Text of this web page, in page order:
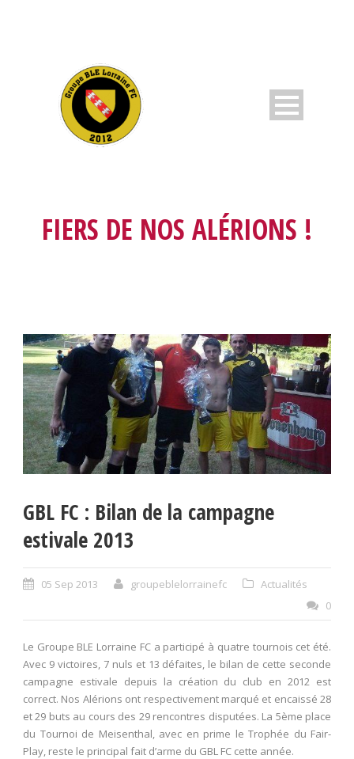
FIERS DE NOS ALÉRIONS !
GBL FC : Bilan de la campagne
estivale 2013
05 Sep 2013 groupeblelorrainefc
Actualités
0
Le Groupe BLE Lorraine FC a participé à quatre tournois cet été.
Avec 9 victoires, 7 nuls et 13 défaites, le bilan de cette seconde
campagne estivale depuis la création du club en 2012 est
correct. Nos Alérions ont respectivement marqué et encaissé 28
et 29 buts au cours des 29 rencontres disputées. La 5ème place
du Tournoi de Meisenthal, avec en prime le Trophée du Fair-
Play, reste le principal fait d’arme du GBL FC cette année.